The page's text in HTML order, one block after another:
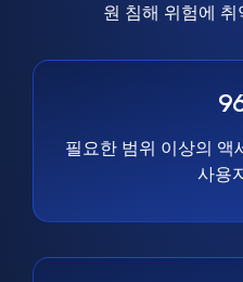
원 침해 위험에 취
필요한 범위 이상의 액
사용